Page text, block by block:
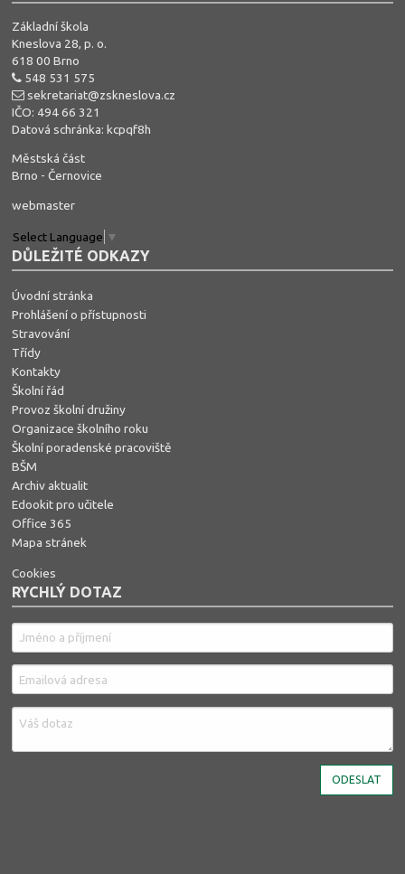
Základní škola
Kneslova 28, p. o.
618 00 Brno
548 531 575
sekretariat@zskneslova.cz
IČO: 494 66 321
Datová schránka: kcpqf8h
Městská část
Brno - Černovice
webmaster
Select Language ▼
DŮLEŽITÉ ODKAZY
Úvodní stránka
Prohlášení o přístupnosti
Stravování
Třídy
Kontakty
Školní řád
Provoz školní družiny
Organizace školního roku
Školní poradenské pracoviště
BŠM
Archiv aktualit
Edookit pro učitele
Office 365
Mapa stránek
Cookies
RYCHLÝ DOTAZ